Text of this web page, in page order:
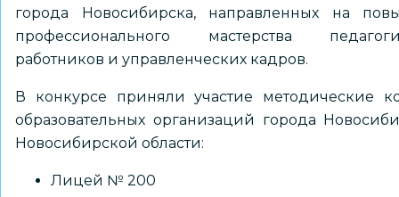
города Новосибирска, направленных на
профессионального мастерства
работников и управленческих кадров.
В конкурсе приняли участие методические
образовательных организаций города
Новосибирской области:
Лицей № 200